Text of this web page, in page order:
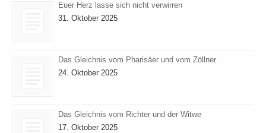
Euer Herz lasse sich nicht verwirren
31. Oktober 2025
Das Gleichnis vom Pharisäer und vom Zöllner
24. Oktober 2025
Das Gleichnis vom Richter und der Witwe
17. Oktober 2025